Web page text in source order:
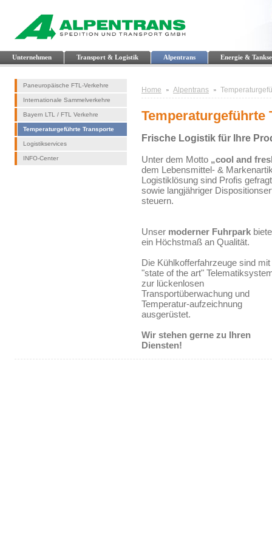
Unternehmen Transport & Logistik Alpentrans Energie &
Paneuropäische FTL-Verkehre
Internationale Sammelverkehre
Bayern LTL / FTL Verkehre
Temperaturgeführte Transporte
Logistikservices
INFO-Center
Home Alpentrans
Temperaturgeführte
Frische Logistik für Ihre
Unter dem Motto „cool and
dem Lebensmittel- &
Logistiklösung sind Profis
sowie langjähriger
steuern.
Unser moderner Fuhrpark
ein Höchstmaß an Qualität.
Die Kühlkofferfahrzeuge sind mit
"state of the art"
zur lückenlosen
Transportüberwachung und
Temperatur-aufzeichnung
ausgerüstet.
Wir stehen gerne zu Ihren
Diensten!